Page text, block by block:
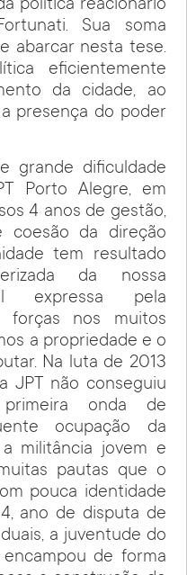
política reacionário
Sua soma
abarcar nesta tese.
eficientemente
da cidade, ao
presença do poder
grande dificuldade
Porto Alegre, em
4 anos de gestão,
da direção
tem resultado
da nossa
expressa pela
forças nos muitos
a propriedade e o
Na luta de 2013
JPT não conseguiu
onda de
ocupação da
militância jovem e
pautas que o
pouca identidade
ano de disputa de
a juventude do
de forma